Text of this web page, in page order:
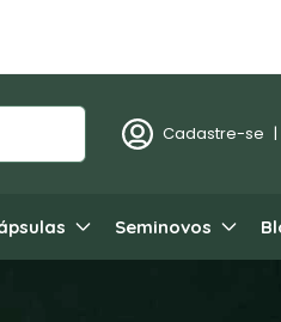
Cadastre-se |
Seminovos